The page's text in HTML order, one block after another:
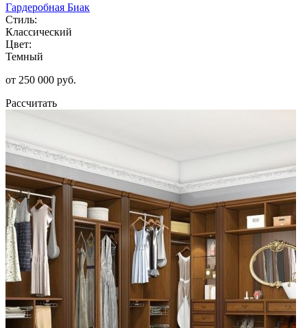
Гардеробная Биак
Стиль:
Классический
Цвет:
Темный
от 250 000 руб.
Рассчитать